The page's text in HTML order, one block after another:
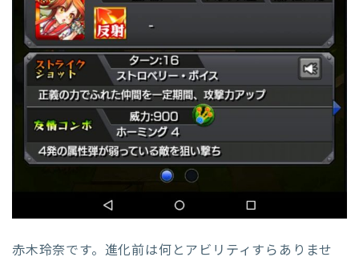
赤木玲奈です。進化前は何とアビリティすらありませ